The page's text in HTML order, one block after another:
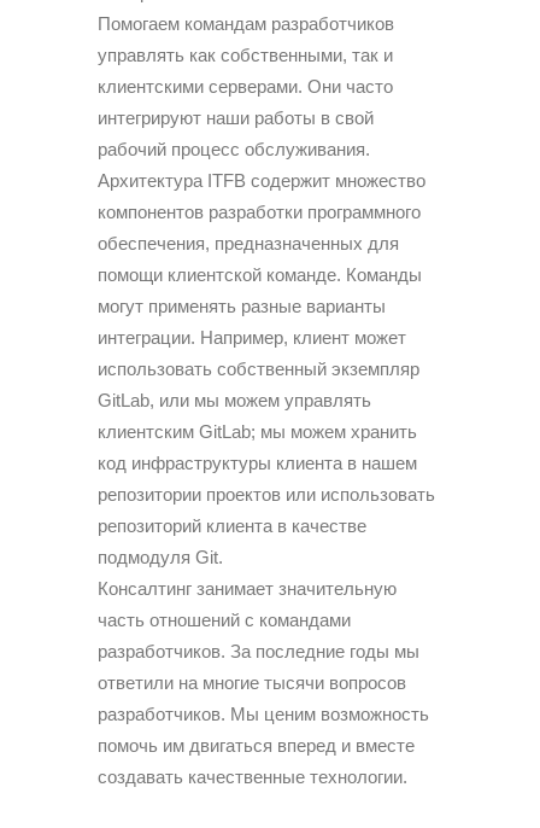
Помогаем командам разработчиков
управлять как собственными, так и
клиентскими серверами. Они часто
интегрируют наши работы в свой
рабочий процесс обслуживания.
Архитектура ITFB содержит множество
компонентов разработки программного
обеспечения, предназначенных для
помощи клиентской команде. Команды
могут применять разные варианты
интеграции. Например, клиент может
использовать собственный экземпляр
GitLab, или мы можем управлять
клиентским GitLab; мы можем хранить
код инфраструктуры клиента в нашем
репозитории проектов или использовать
репозиторий клиента в качестве
подмодуля Git.
Консалтинг занимает значительную
часть отношений с командами
разработчиков. За последние годы мы
ответили на многие тысячи вопросов
разработчиков. Мы ценим возможность
помочь им двигаться вперед и вместе
создавать качественные технологии.